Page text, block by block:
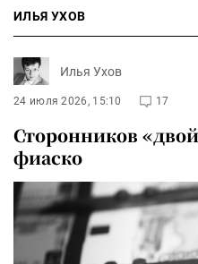
ИЛЬЯ УХОВ
Илья Ухов
24 июля 2026, 15:10 17
Сторонников
фиаско